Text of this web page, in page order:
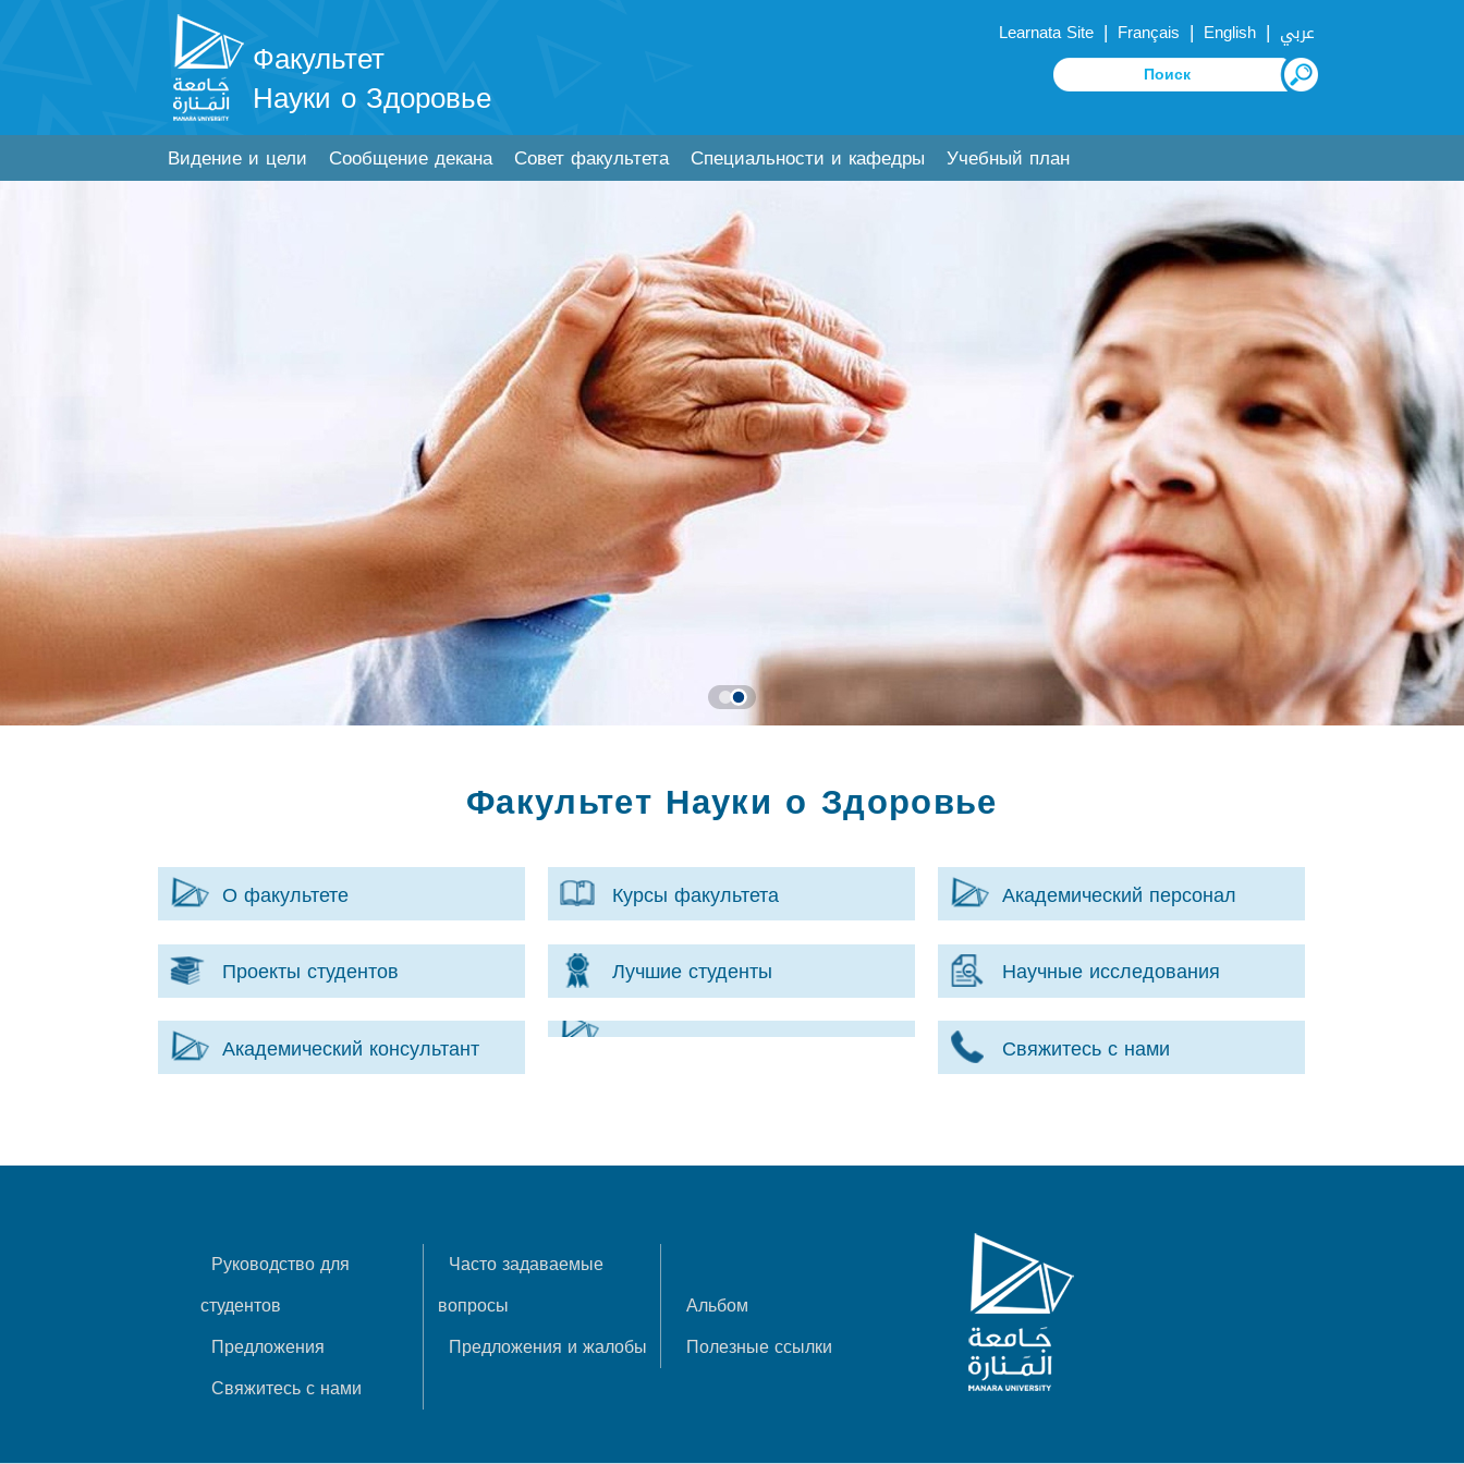
Факультет
Науки о Здоровье
Learnata Site | Français | English | عربي
Видение и цели Сообщение декана Совет факультета Специальности и кафедры Учебный план
Факультет Науки о Здоровье
О факультете Курсы факультета Академический персонал
Проекты студентов Лучшие студенты Научные исследования
Академический консультант Свяжитесь с нами
Руководство для
студентов
Часто задаваемые
вопросы
Альбом
Предложения
Предложения и жалобы
Полезные ссылки
Свяжитесь с нами